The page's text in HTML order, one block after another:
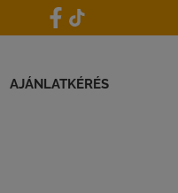
AJÁNLATKÉRÉS